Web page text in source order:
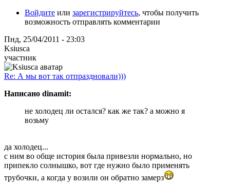
Войдите или зарегистрируйтесь, чтобы получить
возможность отправлять комментарии
Пнд, 25/04/2011 - 23:03
Ksiusca
участник
Re: А мы вот так отпраздновали)))
Написано dinamit:
не холодец ли остался? как же так? а можно я
возьму
да холодец...
с ним во обще история была привезли нормально, но
припекло солнышко, вот где нужно было применять
трубочки, а когда у возили он обратно замерз